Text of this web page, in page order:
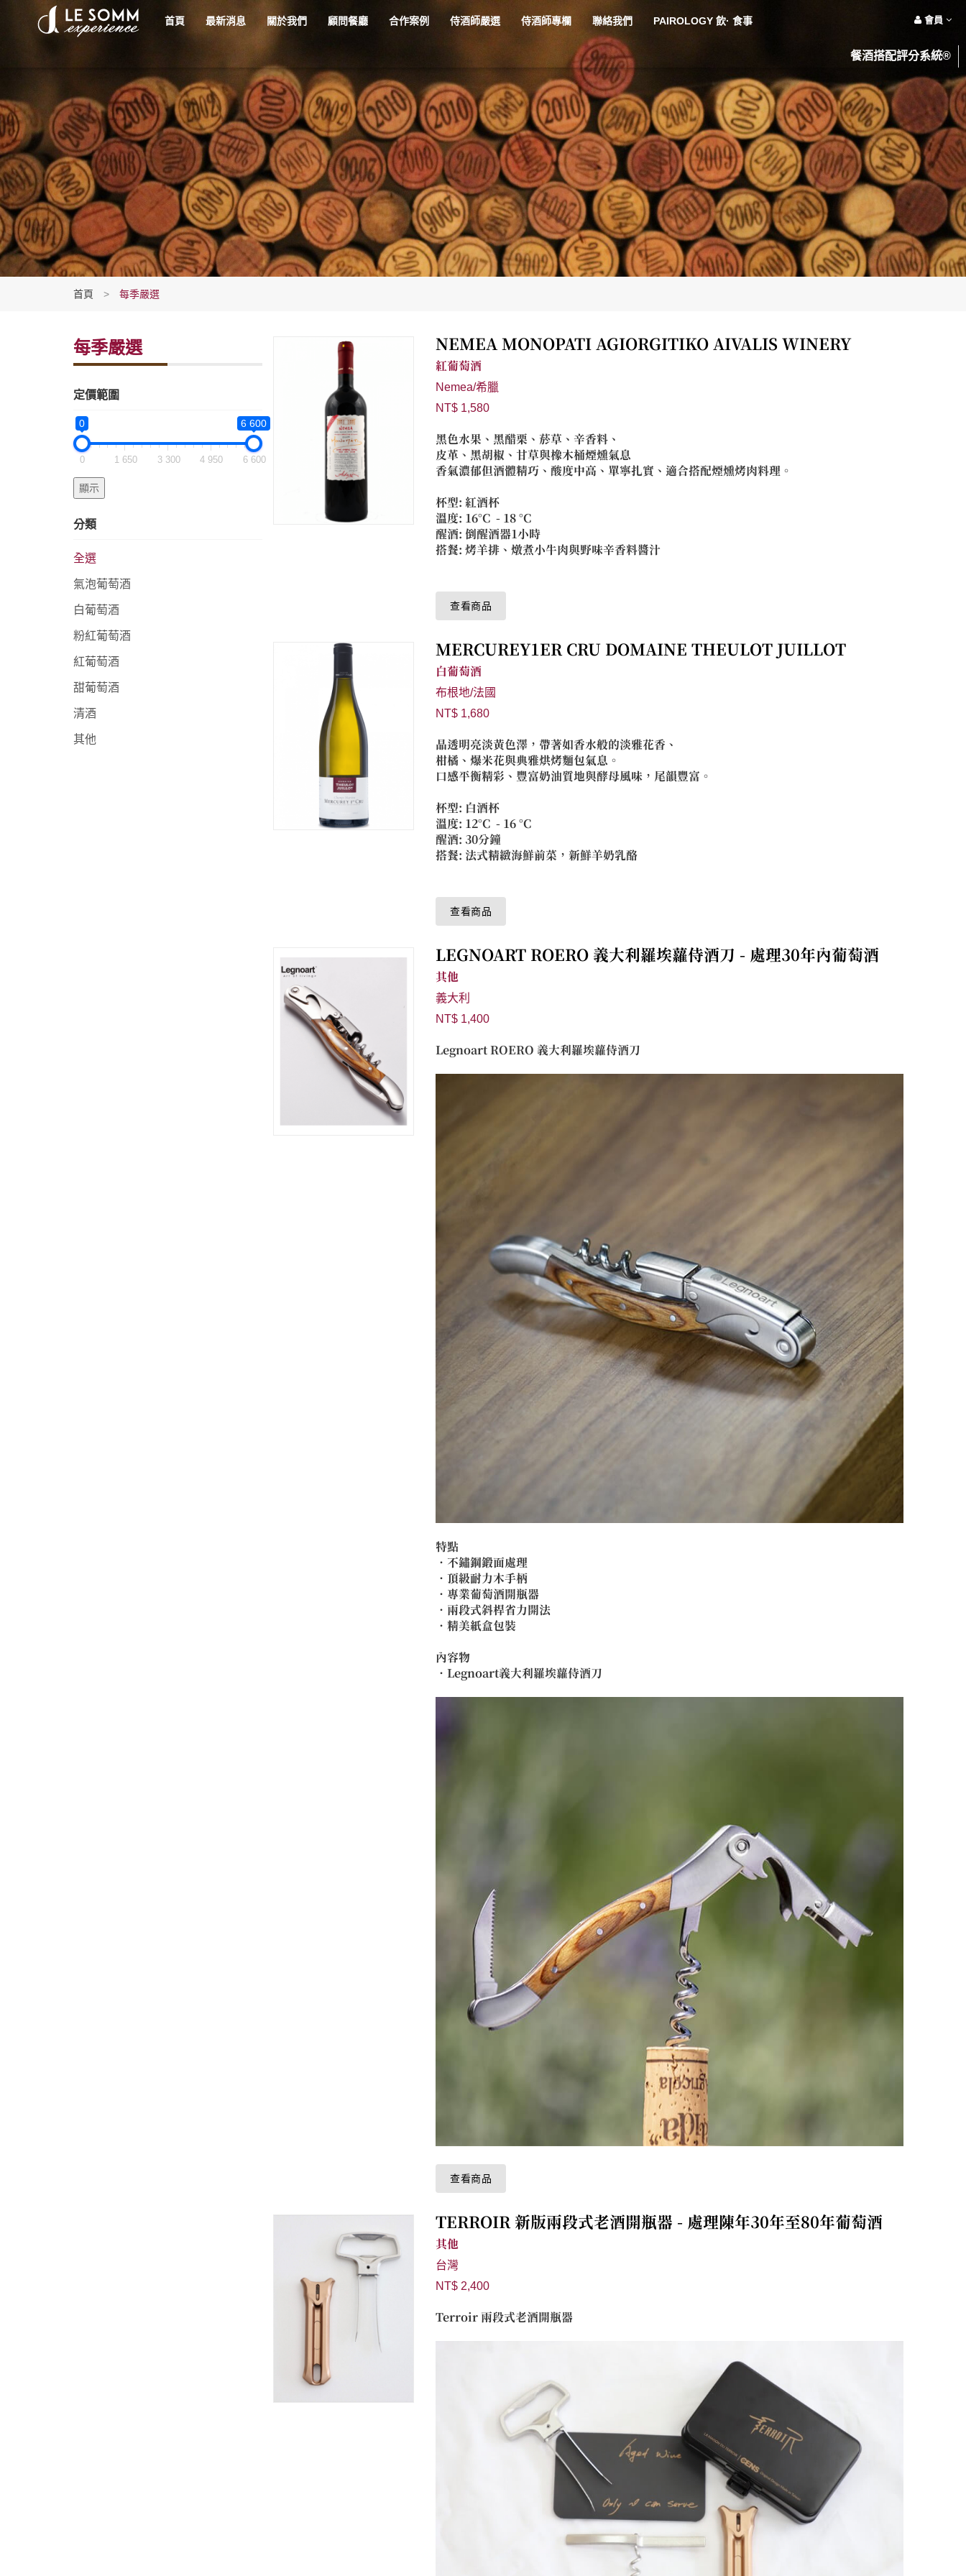
首頁 最新消息 關於我們 顧問餐廳 合作案例 侍酒師嚴選 侍酒師專欄 聯絡我們 PAIROLOGY 飲· 食事 會員
餐酒搭配評分系統®
首頁 > 每季嚴選
每季嚴選
定價範圍
0 6 600
0 1 650 3 300 4 950 6 600
分類
全選
氣泡葡萄酒
白葡萄酒
粉紅葡萄酒
紅葡萄酒
甜葡萄酒
清酒
其他
NEMEA MONOPATI AGIORGITIKO AIVALIS WINERY
紅葡萄酒
Nemea/希臘
NT$ 1,580
黑色水果、黑醋栗、菸草、辛香料、
皮革、黑胡椒、甘草與橡木桶煙燻氣息
香氣濃郁但酒體精巧、酸度中高、單寧扎實、適合搭配煙燻烤肉料理。
杯型: 紅酒杯
溫度: 16°C - 18 °C
醒酒: 倒醒酒器1小時
搭餐: 烤羊排、燉煮小牛肉與野味辛香料醬汁
查看商品
MERCUREY1ER CRU DOMAINE THEULOT JUILLOT
白葡萄酒
布根地/法國
NT$ 1,680
晶透明亮淡黃色澤，帶著如香水般的淡雅花香、
柑橘、爆米花與典雅烘烤麵包氣息。
口感平衡精彩、豐富奶油質地與酵母風味，尾韻豐富。
杯型: 白酒杯
溫度: 12°C - 16 °C
醒酒: 30分鐘
搭餐: 法式精緻海鮮前菜，新鮮羊奶乳酪
查看商品
LEGNOART ROERO 義大利羅埃蘿侍酒刀 - 處理30年內葡萄酒
其他
義大利
NT$ 1,400
Legnoart ROERO 義大利羅埃蘿侍酒刀
特點
．不鏽鋼鍛面處理
．頂級耐力木手柄
．專業葡萄酒開瓶器
．兩段式斜桿省力開法
．精美紙盒包裝
內容物
．Legnoart義大利羅埃蘿侍酒刀
查看商品
TERROIR 新版兩段式老酒開瓶器 - 處理陳年30年至80年葡萄酒
其他
台灣
NT$ 2,400
Terroir 兩段式老酒開瓶器